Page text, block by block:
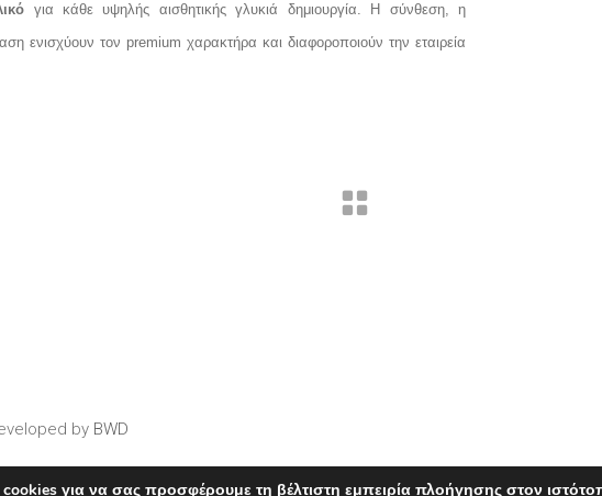
για κάθε υψηλής αισθητικής γλυκιά δημιουργία. Η σύνθεση, η
ενισχύουν τον premium χαρακτήρα και διαφοροποιούν την εταιρεία
by BWD
για να σας προσφέρουμε τη βέλτιστη εμπειρία πλοήγησης στον